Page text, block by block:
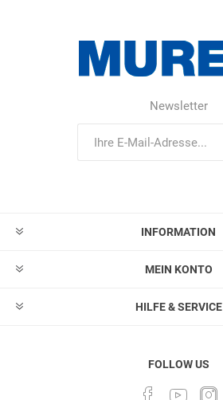
Newsletter
INFORMATION
MEIN KONTO
HILFE & SERVICE
FOLLOW US